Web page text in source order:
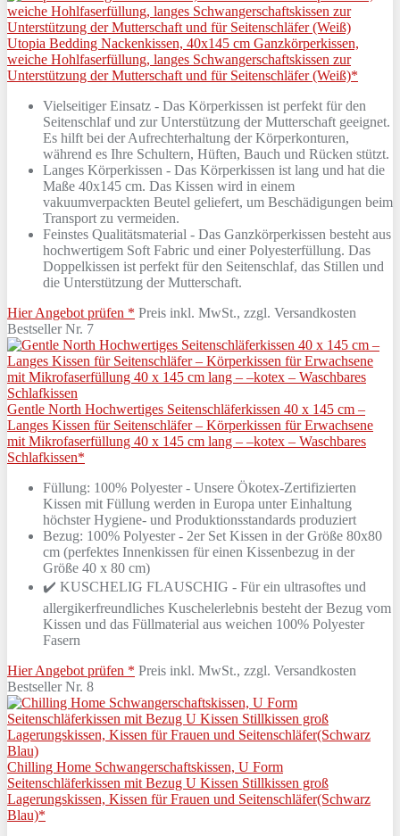
Utopia Bedding Nackenkissen, 40x145 cm Ganzkörperkissen,
weiche Hohlfaserfüllung, langes Schwangerschaftskissen zur
Unterstützung der Mutterschaft und für Seitenschläfer (Weiß)*
Vielseitiger Einsatz - Das Körperkissen ist perfekt für den
Seitenschlaf und zur Unterstützung der Mutterschaft geeignet.
Es hilft bei der Aufrechterhaltung der Körperkonturen,
während es Ihre Schultern, Hüften, Bauch und Rücken stützt.
Langes Körperkissen - Das Körperkissen ist lang und hat die
Maße 40x145 cm. Das Kissen wird in einem
vakuumverpackten Beutel geliefert, um Beschädigungen beim
Transport zu vermeiden.
Feinstes Qualitätsmaterial - Das Ganzkörperkissen besteht aus
hochwertigem Soft Fabric und einer Polyesterfüllung. Das
Doppelkissen ist perfekt für den Seitenschlaf, das Stillen und
die Unterstützung der Mutterschaft.
Hier Angebot prüfen * Preis inkl. MwSt., zzgl. Versandkosten
Bestseller Nr. 7
Gentle North Hochwertiges Seitenschläferkissen 40 x 145 cm –
Langes Kissen für Seitenschläfer – Körperkissen für Erwachsene
mit Mikrofaserfüllung 40 x 145 cm lang – –kotex – Waschbares
Schlafkissen*
Füllung: 100% Polyester - Unsere Ökotex-Zertifizierten
Kissen mit Füllung werden in Europa unter Einhaltung
höchster Hygiene- und Produktionsstandards produziert
Bezug: 100% Polyester - 2er Set Kissen in der Größe 80x80
cm (perfektes Innenkissen für einen Kissenbezug in der
Größe 40 x 80 cm)
✔️ KUSCHELIG FLAUSCHIG - Für ein ultrasoftes und
allergikerfreundliches Kuschelerlebnis besteht der Bezug vom
Kissen und das Füllmaterial aus weichen 100% Polyester
Fasern
Hier Angebot prüfen * Preis inkl. MwSt., zzgl. Versandkosten
Bestseller Nr. 8
Chilling Home Schwangerschaftskissen, U Form
Seitenschläferkissen mit Bezug U Kissen Stillkissen groß
Lagerungskissen, Kissen für Frauen und Seitenschläfer(Schwarz
Blau)*